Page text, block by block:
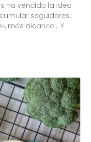
ha vendido la idea
seguidores.
más alcance… Y